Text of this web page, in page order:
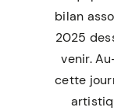
bilan
2025
venir.
cette